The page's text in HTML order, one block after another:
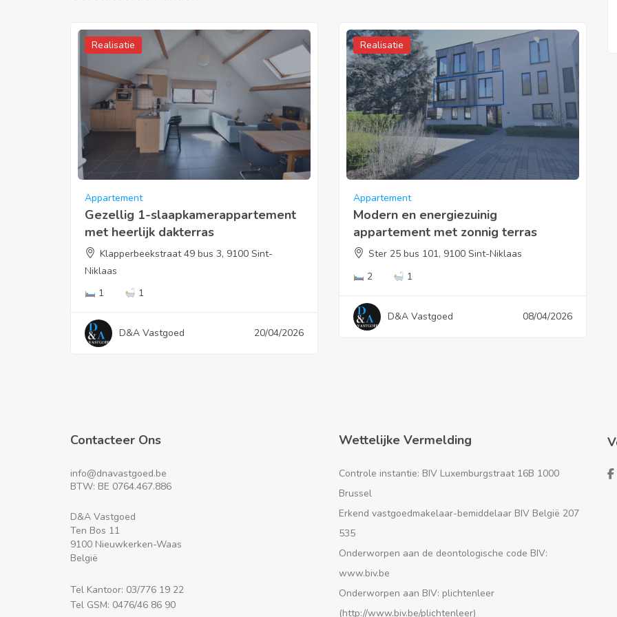
Realisatie
Appartement
Gezellig 1-slaapkamerappartement
met heerlijk dakterras
Klapperbeekstraat 49 bus 3, 9100 Sint-
Niklaas
1
1
D&A Vastgoed 20/04/2026
Realisatie
Appartement
Modern en energiezuinig
appartement met zonnig terras
Ster 25 bus 101, 9100 Sint-Niklaas
2
1
D&A Vastgoed 08/04/2026
Contacteer Ons
info@dnavastgoed.be
BTW: BE 0764.467.886
D&A Vastgoed
Ten Bos 11
9100 Nieuwkerken-Waas
België
Tel Kantoor: 03/776 19 22
Tel GSM: 0476/46 86 90
Wettelijke Vermelding
Controle instantie: BIV Luxemburgstraat 16B 1000
Brussel
Erkend vastgoedmakelaar-bemiddelaar BIV België 207
535
Onderworpen aan de deontologische code BIV:
www.biv.be
Onderworpen aan BIV: plichtenleer
(http://www.biv.be/plichtenleer)